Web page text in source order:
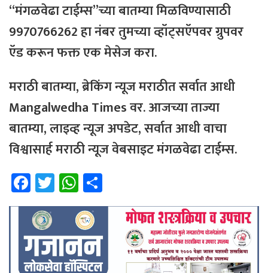
“मंगळवेढा टाईम्स”च्या बातम्या मिळविण्यासाठी
9970766262 हा नंबर तुमच्या व्हॉट्सऍपवर ग्रुपवर
ऍड करून फक्त एक मेसेज करा.
मराठी बातम्या, ब्रेकिंग न्यूज मराठीत सर्वात आधी
Mangalwedha Times वर. आजच्या ताज्या
बातम्या, लाइव्ह न्यूज अपडेट, सर्वात आधी वाचा
विश्वासार्ह मराठी न्यूज वेबसाइट मंगळवेढा टाईम्स.
Fa
ce
b
o
ok
T
wi
er
W
h
at
sA
p
ar